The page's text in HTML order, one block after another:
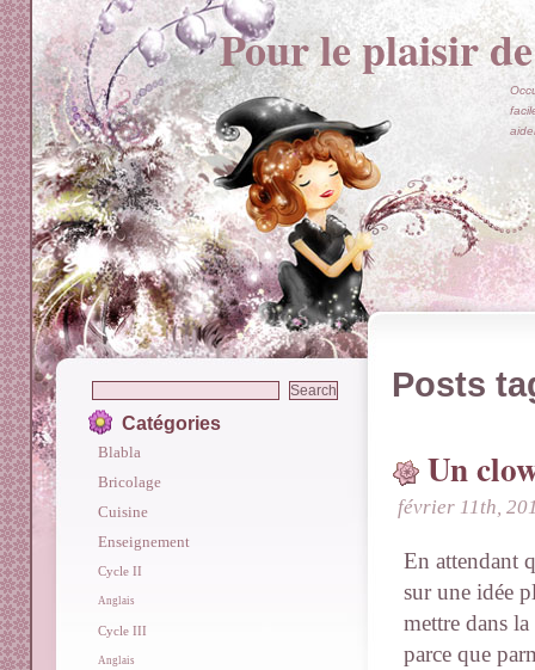
Pour le plaisir
Posts
Un
février 11th,
En attendant
sur une idée
mettre dans
parce que
Catégories
Blabla
Bricolage
Cuisine
Enseignement
Cycle II
Anglais
Cycle III
Anglais